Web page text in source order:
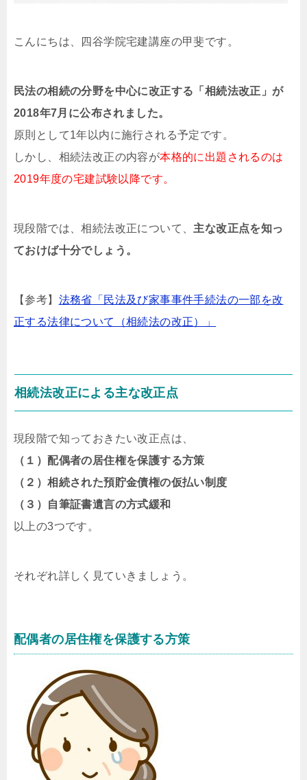
こんにちは、四谷学院宅建講座の甲斐です。
民法の相続の分野を中心に改正する「相続法改正」が
2018年7月に公布されました。
原則として1年以内に施行される予定です。
しかし、相続法改正の内容が本格的に出題されるのは
2019年度の宅建試験以降です。
現段階では、相続法改正について、 主な改正点を知っ
ておけば十分でしょう。
【参考】 法務省「民法及び家事事件手続法の一部を改
正する法律について（相続法の改正）」
相続法改正による主な改正点
現段階で知っておきたい改正点は、
（１）配偶者の居住権を保護する方策
（２）相続された預貯金債権の仮払い制度
（３）自筆証書遺言の方式緩和
以上の3つです。
それぞれ詳しく見ていきましょう。
配偶者の居住権を保護する方策